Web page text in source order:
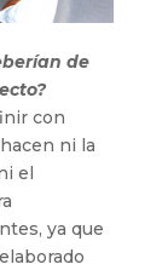
de
con
ni la
el
ya que